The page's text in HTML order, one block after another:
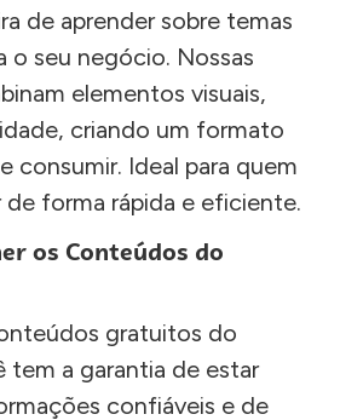
de aprender sobre temas
o seu negócio. Nossas
elementos visuais,
criando um formato
consumir. Ideal para quem
de forma rápida e eficiente.
os Conteúdos do
gratuitos do
tem a garantia de estar
confiáveis e de